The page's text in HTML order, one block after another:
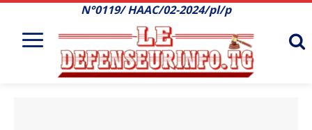
N°0119/ HAAC/02-2024/pl/p